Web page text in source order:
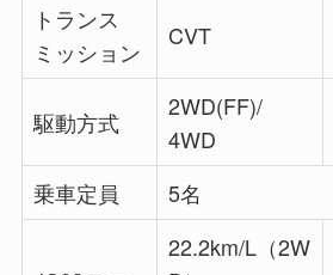
トランス
ミッション
CVT
駆動方式
2WD(FF)/
4WD
乗車定員
5名
22.2km/L（2W